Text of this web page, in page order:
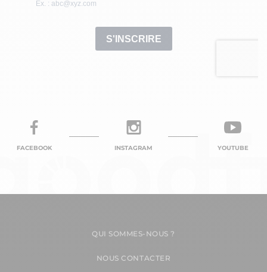
FACEBOOK INSTAGRAM YOUTUBE
QUI SOMMES-NOUS ?
NOUS CONTACTER